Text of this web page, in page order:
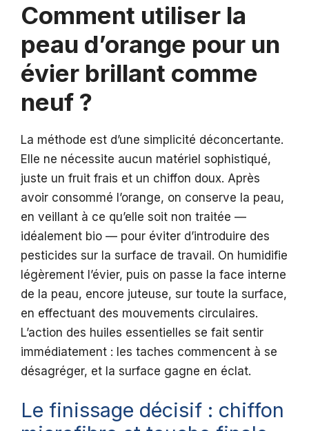
Comment utiliser la
peau d’orange pour un
évier brillant comme
neuf ?
La méthode est d’une simplicité déconcertante.
Elle ne nécessite aucun matériel sophistiqué,
juste un fruit frais et un chiffon doux. Après
avoir consommé l’orange, on conserve la peau,
en veillant à ce qu’elle soit non traitée —
idéalement bio — pour éviter d’introduire des
pesticides sur la surface de travail. On humidifie
légèrement l’évier, puis on passe la face interne
de la peau, encore juteuse, sur toute la surface,
en effectuant des mouvements circulaires.
L’action des huiles essentielles se fait sentir
immédiatement : les taches commencent à se
désagréger, et la surface gagne en éclat.
Le finissage décisif : chiffon